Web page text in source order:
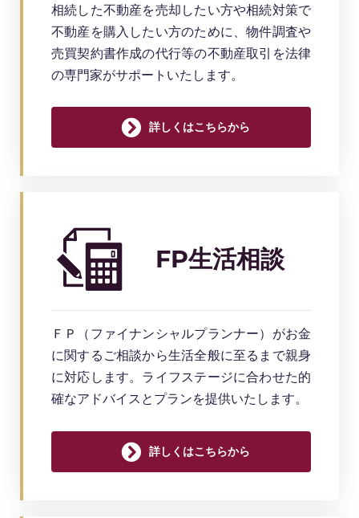
相続した不動産を売却したい方や相続対策で
不動産を購入したい方のために、物件調査や
売買契約書作成の代行等の不動産取引を法律
の専門家がサポートいたします。
詳しくはこちらから
FP生活相談
ＦＰ（ファイナンシャルプランナー）がお金
に関するご相談から生活全般に至るまで親身
に対応します。ライフステージに合わせた的
確なアドバイスとプランを提供いたします。
詳しくはこちらから